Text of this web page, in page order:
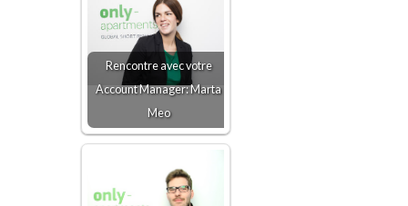
Rencontre avec votre
Account Manager: Marta
Meo